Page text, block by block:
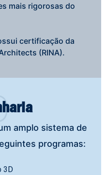
mais rigorosas do
certificação da
(RINA).
amplo sistema de
programas:
3D